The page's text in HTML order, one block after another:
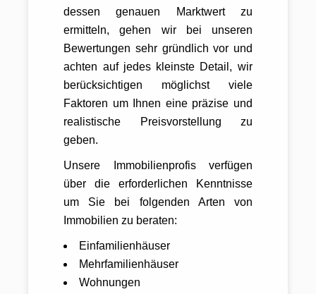
dessen genauen Marktwert zu
ermitteln, gehen wir bei unseren
Bewertungen sehr gründlich vor und
achten auf jedes kleinste Detail, wir
berücksichtigen möglichst viele
Faktoren um Ihnen eine präzise und
realistische Preisvorstellung zu
geben.
Unsere Immobilienprofis verfügen
über die erforderlichen Kenntnisse
um Sie bei folgenden Arten von
Immobilien zu beraten:
Einfamilienhäuser
Mehrfamilienhäuser
Wohnungen